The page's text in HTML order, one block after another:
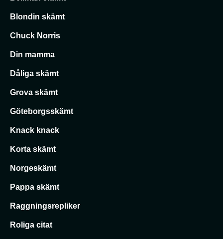
Blondin skämt
Chuck Norris
Din mamma
Dåliga skämt
Grova skämt
Göteborgsskämt
Knack knack
Korta skämt
Norgeskämt
Pappa skämt
Raggningsrepliker
Roliga citat